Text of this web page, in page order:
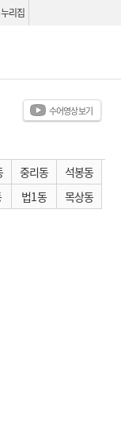
누리집
수어영상보기
중리동
석봉동
법1동 목상동